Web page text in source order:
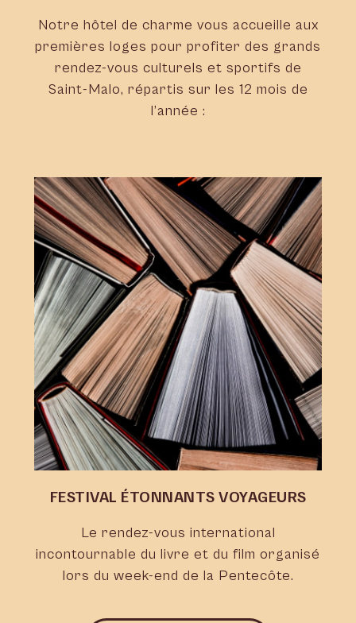
Notre hôtel de charme vous accueille aux
premières loges pour profiter des grands
rendez-vous culturels et sportifs de
Saint-Malo, répartis sur les 12 mois de
l’année :
FESTIVAL ÉTONNANTS VOYAGEURS
Le rendez-vous international
incontournable du livre et du film organisé
lors du week-end de la Pentecôte.